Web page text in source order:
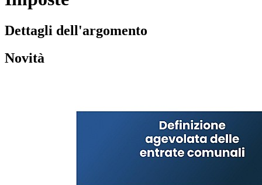
Dettagli dell'argomento
Novità